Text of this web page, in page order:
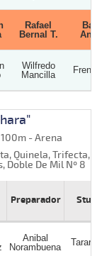
Rafael
Bernal T.
Wilfredo
Mancilla
- Arena
Quinela, Trifecta,
Doble De Mil Nº 8
Preparador Stud
Anibal
Norambuena
Tararira